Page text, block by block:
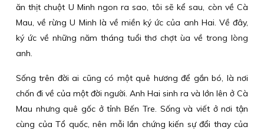
ăn thịt chuột U Minh ngon ra sao, tôi sẽ kể sau, còn về Cà
Mau, về rừng U Minh là về miền ký ức của anh Hai. Về đây,
ký ức về những năm tháng tuổi thơ chợt ùa về trong lòng
anh.
Sống trên đời ai cũng có một quê hương để gắn bó, là nơi
chốn đi về của một đời người. Anh Hai sinh ra và lớn lên ở Cà
Mau nhưng quê gốc ở tỉnh Bến Tre. Sống và viết ở nơi tận
cùng của Tổ quốc, nên mỗi lần chứng kiến sự đổi thay của